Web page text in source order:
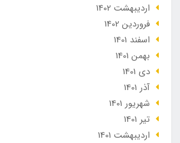
ارديبهشت 1402
فروردین 1402
اسفند 1401
بهمن 1401
دی 1401
آذر 1401
شهریور 1401
تير 1401
ارديبهشت 1401